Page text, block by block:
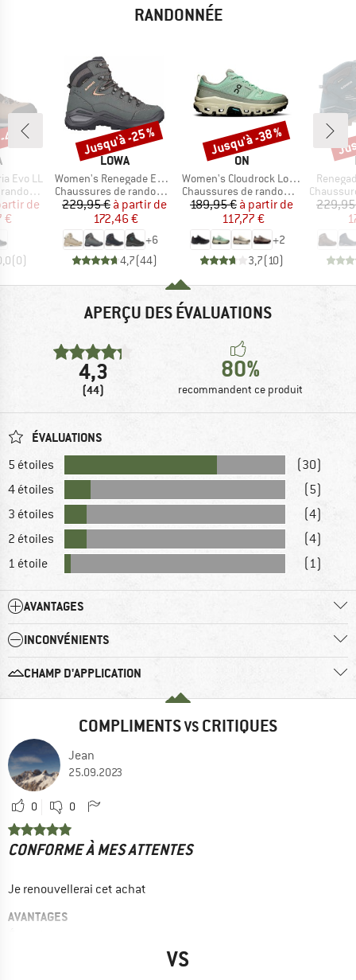
RANDONNÉE
Evo LL
réduit
de
€
(0)
%
MARQUE
LOWA
Article
Women's Renegade Evo GTX Mid
Product group
Chaussures de randonnée
Prix
229,95 € Prix réduit
à partir de
172,46 €
+6
4,7(44)
Remise
Jusqu'à -25 %
MARQUE
ON
Article
Women's Cloudrock Low WP
Product group
Chaussures de randonnée
Prix
189,95 € Prix réduit
à partir de
117,77 €
+2
3,7(10)
Remise
Jusqu'à -38 %
Article
Product
APERÇU DES ÉVALUATIONS
4,3
(44)
80%
recommandent ce produit
ÉVALUATIONS
5 étoiles
(30)
4 étoiles
(5)
3 étoiles
(4)
2 étoiles
(4)
1 étoile
(1)
AVANTAGES
INCONVÉNIENTS
CHAMP D'APPLICATION
COMPLIMENTSVS CRITIQUES
Jean
25.09.2023
0 0
CONFORME À MES ATTENTES
Je renouvellerai cet achat
AVANTAGES
VS